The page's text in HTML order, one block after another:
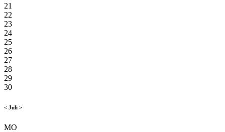
21
22
23
24
25
26
27
28
29
30
< Juli >
MO